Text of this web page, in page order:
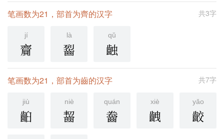
共3字
笔画数为21，部首为齊的汉字
jí
齎
là
䶛
qǔ
䶚
共7字
笔画数为21，部首为齒的汉字
jiù
齨
niè
齧
quán
齤
xiè
齥
yǎo
齩